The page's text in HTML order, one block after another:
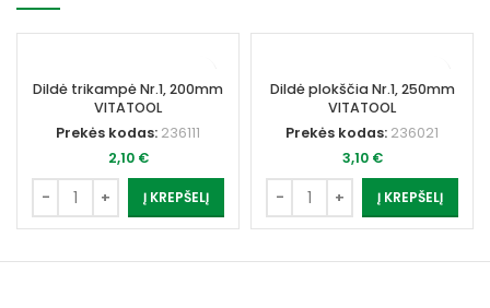
Dildė trikampė Nr.1, 200mm
VITATOOL
Prekės kodas: 236111
2,10 €
Į KREPŠELĮ
Dildė plokščia Nr.1, 250mm
VITATOOL
Prekės kodas: 236021
3,10 €
Į KREPŠELĮ